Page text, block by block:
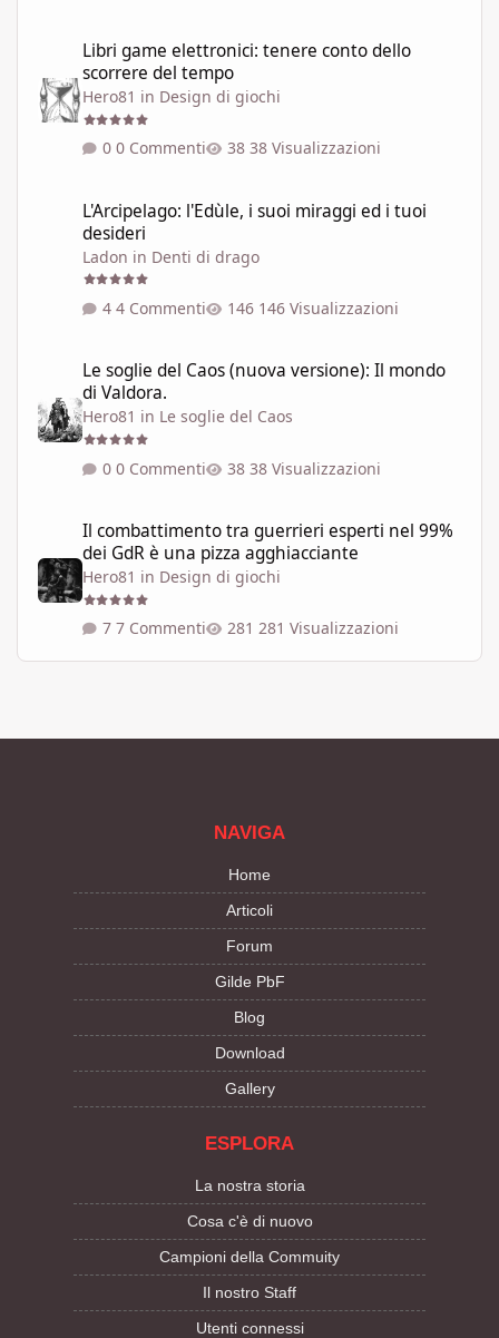
Libri game elettronici: tenere conto dello
scorrere del tempo
Hero81 in Design di giochi
0 Commenti 38 Visualizzazioni
L'Arcipelago: l'Edùle, i suoi miraggi ed i tuoi
desideri
Ladon in Denti di drago
4 Commenti 146 Visualizzazioni
Le soglie del Caos (nuova versione): Il mondo
di Valdora.
Hero81 in Le soglie del Caos
0 Commenti 38 Visualizzazioni
Il combattimento tra guerrieri esperti nel 99%
dei GdR è una pizza agghiacciante
Hero81 in Design di giochi
7 Commenti 281 Visualizzazioni
NAVIGA
Home
Articoli
Forum
Gilde PbF
Blog
Download
Gallery
ESPLORA
La nostra storia
Cosa c'è di nuovo
Campioni della Commuity
Il nostro Staff
Utenti connessi